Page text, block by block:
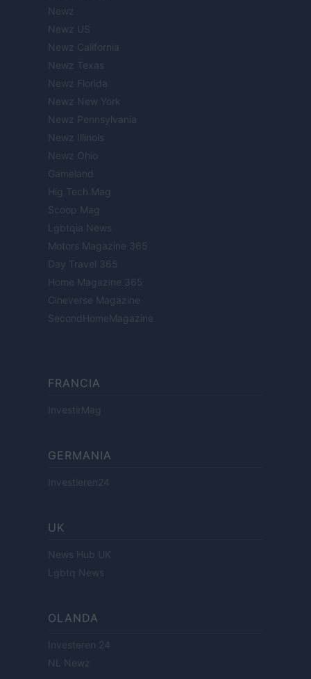
Newz
Newz US
Newz California
Newz Texas
Newz Florida
Newz New York
Newz Pennsylvania
Newz Illinois
Newz Ohio
Gameland
Hig Tech Mag
Scoop Mag
Lgbtqia News
Motors Magazine 365
Day Travel 365
Home Magazine 365
Cineverse Magazine
SecondHomeMagazine
FRANCIA
InvestirMag
GERMANIA
Investieren24
UK
News Hub UK
Lgbtq News
OLANDA
Investeren 24
NL Newz